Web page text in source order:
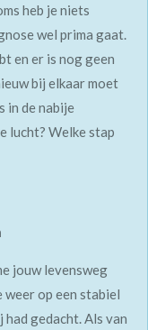
heb je niets
wel prima gaat.
en er is nog geen
bij elkaar moet
in de nabije
lucht? Welke stap
jouw levensweg
op een stabiel
gedacht. Als van